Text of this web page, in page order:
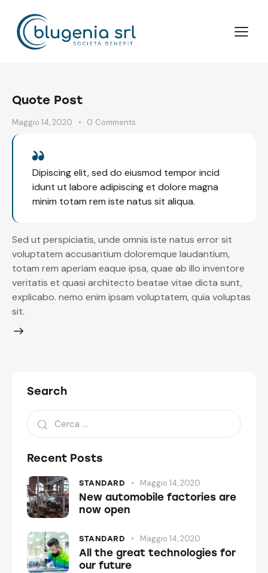
Quote Post
Maggio 14, 2020 0 Comments
Dipiscing elit, sed do eiusmod tempor incid
idunt ut labore adipiscing et dolore magna
minim totam rem iste natus sit aliqua.
Sed ut perspiciatis, unde omnis iste natus error sit
voluptatem accusantium doloremque laudantium,
totam rem aperiam eaque ipsa, quae ab illo inventore
veritatis et quasi architecto beatae vitae dicta sunt,
explicabo. nemo enim ipsam voluptatem, quia voluptas
sit.
Search
Recent Posts
STANDARD Maggio 14, 2020
New automobile factories are
now open
STANDARD Maggio 14, 2020
All the great technologies for
our future